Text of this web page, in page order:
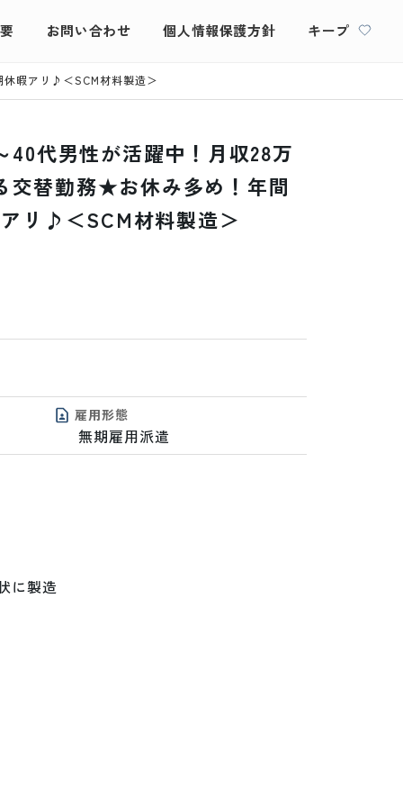
お問い合わせ 個人情報保護方針 キープ
暇アリ♪＜SCM材料製造＞
40代男性が活躍中！月収28万
替勤務★お休み多め！年間
リ♪＜SCM材料製造＞
雇用形態
無期雇用派遣
に製造